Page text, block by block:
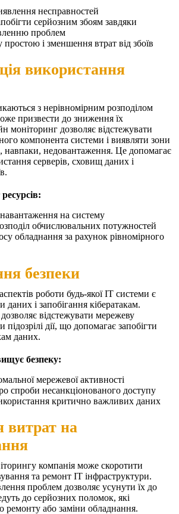
несправностей
серйозним збоям завдяки
проблем
і зменшення втрат від збоїв
використання
з нерівномірним розподілом
призвести до зниження їх
моніторинг дозволяє відстежувати
компонента системи і виявляти зони
навпаки, недовантаження. Це допомагає
серверів, сховищ даних і
на систему
обчислювальних потужностей
обладнання за рахунок рівномірного
безпеки
роботи будь-якої ІТ системи є
даних і запобігання кібератакам.
відстежувати мережеву
підозрілі дії, що допомагає запобігти
даних.
безпеку:
мережевої активності
спроби несанкціонованого доступу
критично важливих даних
витрат на
компанія може скоротити
та ремонт ІТ інфраструктури.
проблем дозволяє усунути їх до
до серйозних поломок, які
ремонту або заміни обладнання.